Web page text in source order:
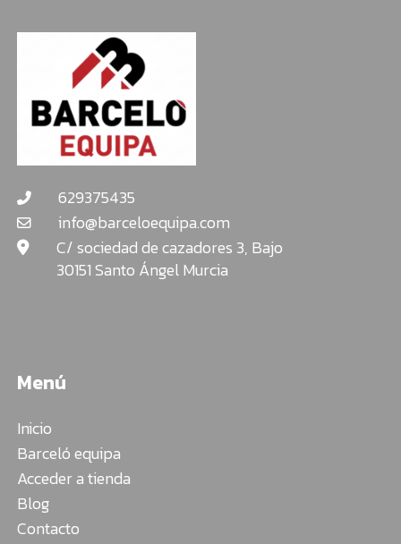
629375435
info@barceloequipa.com
C/ sociedad de cazadores 3, Bajo
30151 Santo Ángel Murcia
Menú
Inicio
Barceló equipa
Acceder a tienda
Blog
Contacto